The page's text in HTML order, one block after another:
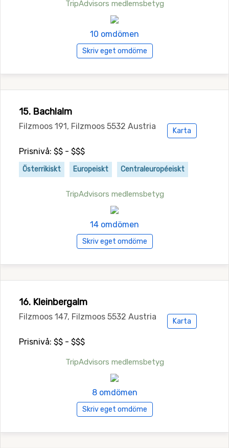
TripAdvisors medlemsbetyg
10 omdömen
Skriv eget omdöme
15. Bachlalm
Filzmoos 191, Filzmoos 5532 Austria Karta
Prisnivå: $$ - $$$
Österrikiskt Europeiskt Centraleuropéeiskt
TripAdvisors medlemsbetyg
14 omdömen
Skriv eget omdöme
16. Kleinbergalm
Filzmoos 147, Filzmoos 5532 Austria Karta
Prisnivå: $$ - $$$
TripAdvisors medlemsbetyg
8 omdömen
Skriv eget omdöme